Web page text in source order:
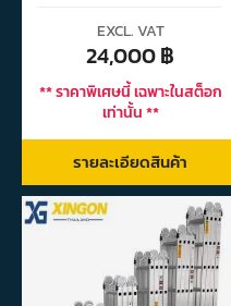
EXCL. VAT
24,000฿
** ราคาพิเศษนี้ เฉพาะในสต็อก
เท่านั้น **
รายละเอียดสินค้า